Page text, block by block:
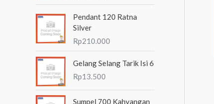
n
t
k
Pendant 120 Ratna
Silver
Rp210.000
Gelang Selang Tarik Isi 6
Rp13.500
Sumpel 700 Kahyangan